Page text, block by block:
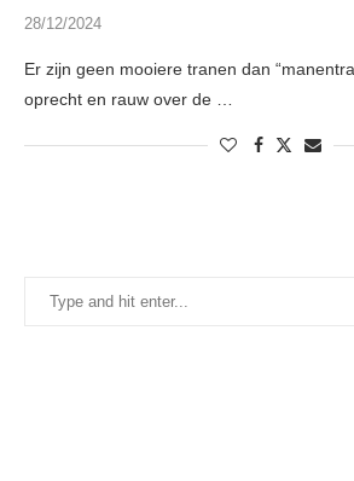
28/12/2024
Er zijn geen mooiere tranen dan
oprecht en rauw over de …